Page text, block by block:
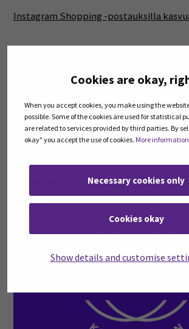
Cookies are okay,
When you accept cookies, you make using the
possible. Some of the cookies are used for statistical
are related to services provided by third parties. By
okay" you accept the use of cookies. More
Necessary cookies only
Cookies okay
Show details and customise
Instagram Shopping -postauksilla
Teknologia on huono isäntä, mutta hyvä